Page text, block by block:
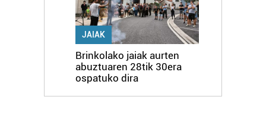
JAIAK
Brinkolako jaiak aurten
abuztuaren 28tik 30era
ospatuko dira